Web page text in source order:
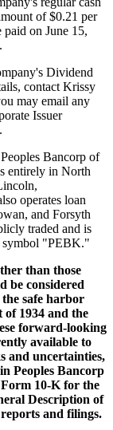
of $0.21 per
on June 15,
Dividend
contact Krissy
may email any
Issuer
Bancorp of
entirely in North
operates loan
and Forsyth
traded and is
symbol "PEBK."
than those
be considered
safe harbor
of 1934 and the
forward-looking
available to
and uncertainties,
Peoples Bancorp
10-K for the
Description of
and filings.